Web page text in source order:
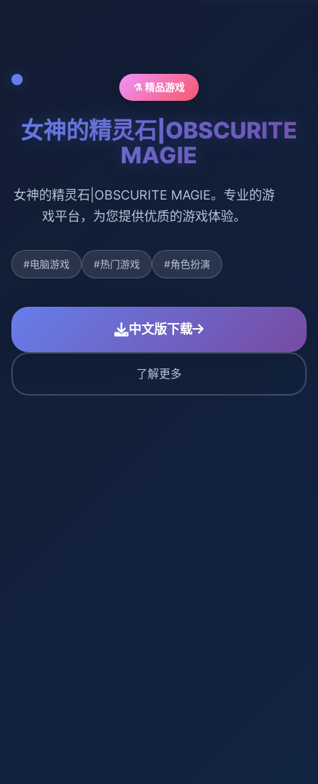
⚗️ 精品游戏
女神的精灵石|OBSCURITE
MAGIE
女神的精灵石|OBSCURITE MAGIE。专业的游
戏平台，为您提供优质的游戏体验。
#电脑游戏 #热门游戏 #角色扮演
中文版下载
了解更多